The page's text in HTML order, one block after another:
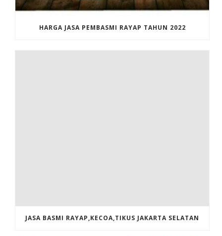
HARGA JASA PEMBASMI RAYAP TAHUN 2022
JASA BASMI RAYAP,KECOA,TIKUS JAKARTA SELATAN